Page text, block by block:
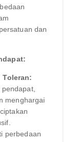
dan
menghargai
perbedaan